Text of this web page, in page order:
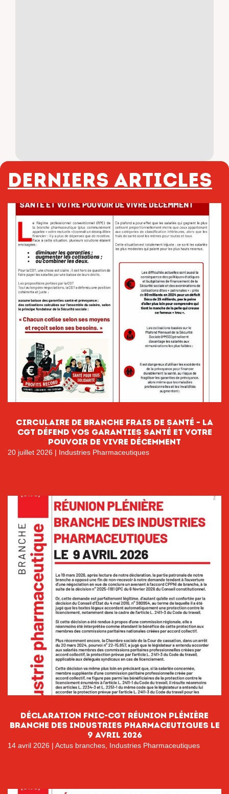
Derniers articles
circulaire de branche FRAIS DE SANTÉ – LA
CGT DÉFEND VOS GARANTIES SANTÉ ET VOTRE
POUVOIR DE VIVRE DÉCEMMENT
20 juillet 2026 | Industries Pharmaceutiques
DÉCLARATION FNIC-CGT RÉUNION PLÉNIÈRE
BRANCHE DES INDUSTRIES PHARMACEUTIQUES LE
9 AVRIL 2026
14 avril 2026 | Actus branches Industries Pharmaceutiques